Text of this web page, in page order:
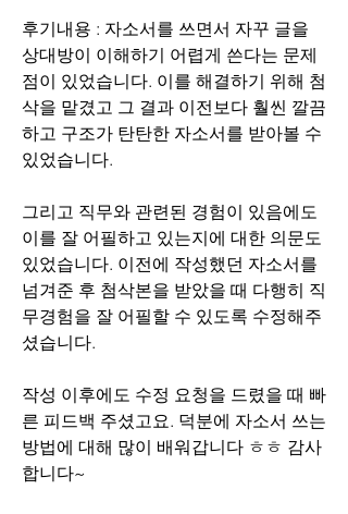
후기내용 : 자소서를 쓰면서 자꾸 글을
상대방이 이해하기 어렵게 쓴다는 문제
점이 있었습니다. 이를 해결하기 위해 첨
삭을 맡겼고 그 결과 이전보다 훨씬 깔끔
하고 구조가 탄탄한 자소서를 받아볼 수
있었습니다.
그리고 직무와 관련된 경험이 있음에도
이를 잘 어필하고 있는지에 대한 의문도
있었습니다. 이전에 작성했던 자소서를
넘겨준 후 첨삭본을 받았을 때 다행히 직
무경험을 잘 어필할 수 있도록 수정해주
셨습니다.
작성 이후에도 수정 요청을 드렸을 때 빠
른 피드백 주셨고요. 덕분에 자소서 쓰는
방법에 대해 많이 배워갑니다 ㅎㅎ 감사
합니다~